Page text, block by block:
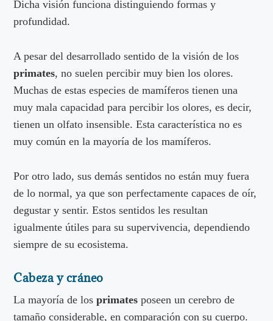
Dicha visión funciona distinguiendo formas y
profundidad.
A pesar del desarrollado sentido de la visión de los
primates, no suelen percibir muy bien los olores.
Muchas de estas especies de mamíferos tienen una
muy mala capacidad para percibir los olores, es decir,
tienen un olfato insensible. Esta característica no es
muy común en la mayoría de los mamíferos.
Por otro lado, sus demás sentidos no están muy fuera
de lo normal, ya que son perfectamente capaces de oír,
degustar y sentir. Estos sentidos les resultan
igualmente útiles para su supervivencia, dependiendo
siempre de su ecosistema.
Cabeza y cráneo
La mayoría de losprimates poseen un cerebro de
tamaño considerable, en comparación con su cuerpo.